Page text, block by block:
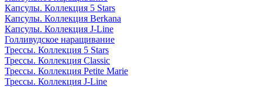
Капсулы. Коллекция 5 Stars
Капсулы. Коллекция Berkana
Капсулы. Коллекция J-Line
Голливудское наращивание
Трессы. Коллекция 5 Stars
Трессы. Коллекция Classic
Трессы. Коллекция Petite Marie
Трессы. Коллекция J-Line